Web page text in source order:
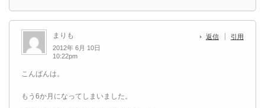
まりも
2012年 6月 10日
10:22pm
返信 引用
こんばんは。
もう6か月になってしまいました。